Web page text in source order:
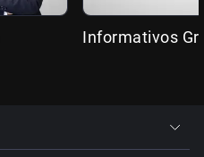
Informativos